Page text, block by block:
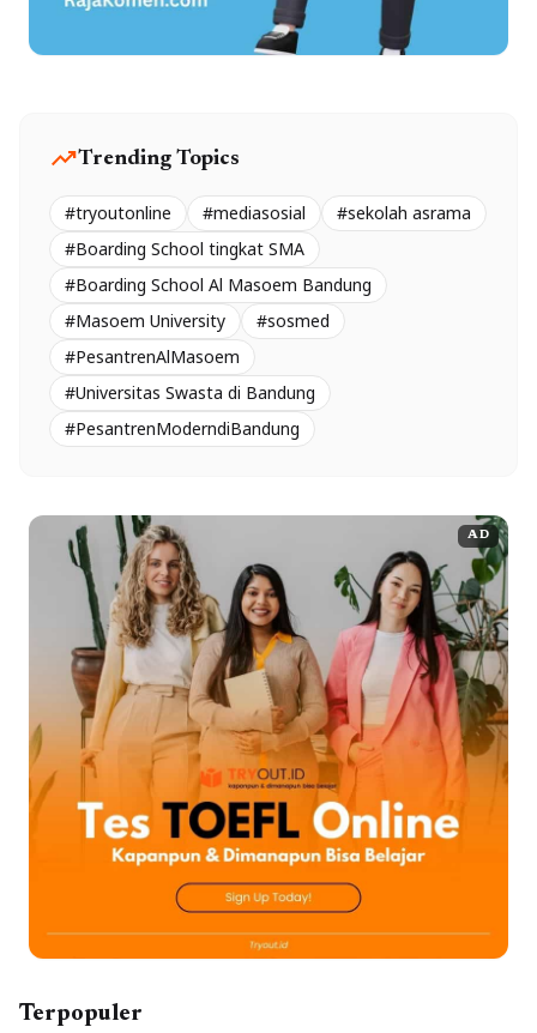
trending_upTrending Topics
#tryoutonline #mediasosial
#sekolah asrama
#Boarding School tingkat SMA
#Boarding School Al Masoem Bandung
#Masoem University
#sosmed
#PesantrenAlMasoem
#Universitas Swasta di Bandung
#PesantrenModerndiBandung
AD
Terpopuler